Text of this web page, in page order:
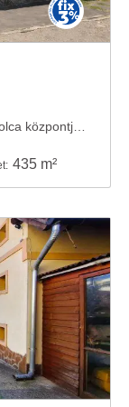
435 m²